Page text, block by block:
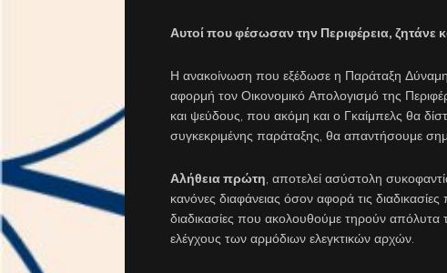
Αυτοί που φέσωσαν την Περιφέρεια, ζητάνε
Η ανακοίνωση που εξέδωσε η Παράταξη
αφορμή τον Οικονομικό Απολογισμό της
και ψεύδους, που ακόμη και ο Γκαίμπελς θα
συγκεκριμένης παράταξης, θα απαντήσουμε
Αλήθεια πρώτη, αποτελεί ασύστολη
κανόνες διαφάνειας όσον αφορά τις
διαδικασίες που ακολουθούμε τηρούν απόλυτα
ελέγχους των αρμόδιων ελεγκτικών αρχών.